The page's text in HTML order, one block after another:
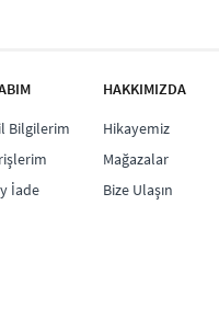
Bilgilerim
İade
HAKKIMIZDA
Hikayemiz
Mağazalar
Bize Ulaşın